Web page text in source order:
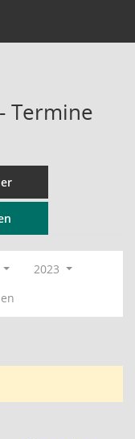
Termine
2023